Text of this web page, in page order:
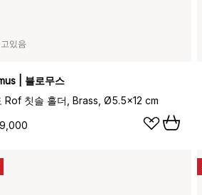
있음
| 블로무스
Rof 칫솔 홀더, Brass, Ø5.5x12 cm